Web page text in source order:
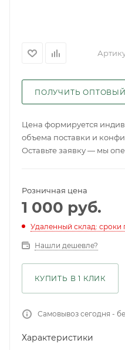
ПОЛУЧИТЬ
Цена формируется
объема поставки и
Оставьте заявку — мы
Розничная цена
1 000 руб.
Удаленный склад: сроки
Нашли дешевле?
КУПИТЬ В 1 КЛИК
Самовывоз сегодня -
Характеристики